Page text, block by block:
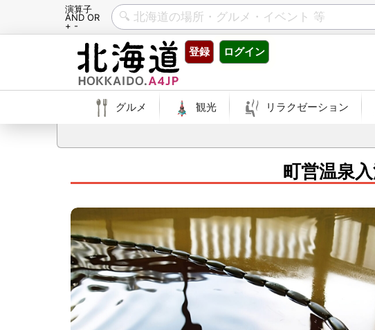
演算子
AND OR
+ -
登録 ログイン
グルメ 観光 リラクゼーション
町営温泉